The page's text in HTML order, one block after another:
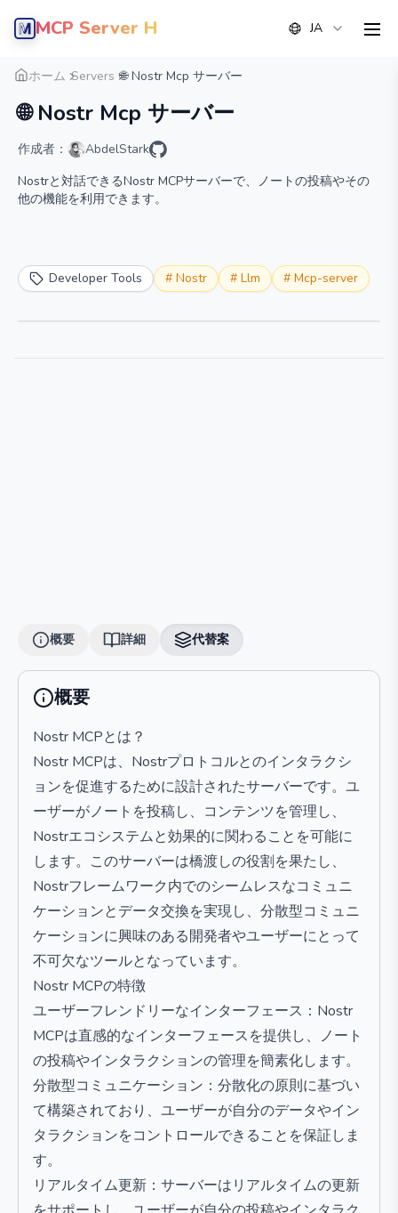
MCP Server Hub JA
ホーム Servers 🌐 Nostr Mcp サーバー
🌐 Nostr Mcp サーバー
作成者：
AbdelStark
Nostrと対話できるNostr MCPサーバーで、ノートの投稿やその
他の機能を利用できます。
Developer Tools # Nostr # Llm # Mcp-server
概要 詳細 代替案
概要 詳細 代替案
概要
Nostr MCPとは？
Nostr MCPは、Nostrプロトコルとのインタラクシ
ョンを促進するために設計されたサーバーです。ユ
ーザーがノートを投稿し、コンテンツを管理し、
Nostrエコシステムと効果的に関わることを可能に
します。このサーバーは橋渡しの役割を果たし、
Nostrフレームワーク内でのシームレスなコミュニ
ケーションとデータ交換を実現し、分散型コミュニ
ケーションに興味のある開発者やユーザーにとって
不可欠なツールとなっています。
Nostr MCPの特徴
ユーザーフレンドリーなインターフェース：Nostr
MCPは直感的なインターフェースを提供し、ノート
の投稿やインタラクションの管理を簡素化します。
分散型コミュニケーション：分散化の原則に基づい
て構築されており、ユーザーが自分のデータやイン
タラクションをコントロールできることを保証しま
す。
リアルタイム更新：サーバーはリアルタイムの更新